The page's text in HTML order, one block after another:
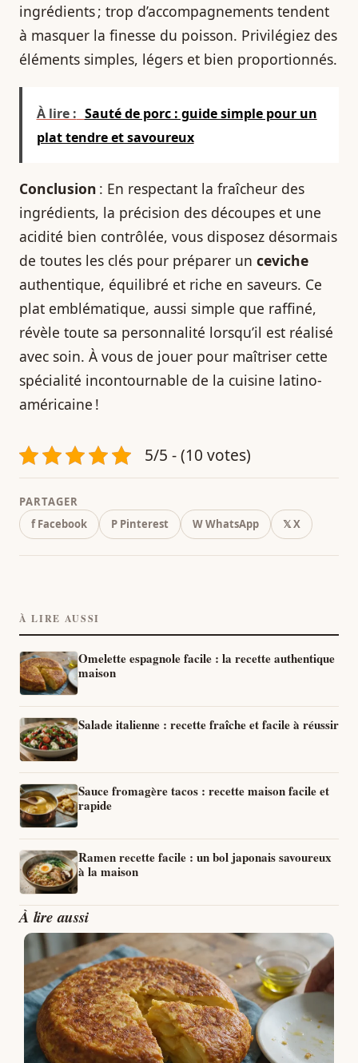
ingrédients ; trop d’accompagnements tendent
à masquer la finesse du poisson. Privilégiez des
éléments simples, légers et bien proportionnés.
À lire : Sauté de porc : guide simple pour un
plat tendre et savoureux
Conclusion : En respectant la fraîcheur des
ingrédients, la précision des découpes et une
acidité bien contrôlée, vous disposez désormais
de toutes les clés pour préparer un ceviche
authentique, équilibré et riche en saveurs. Ce
plat emblématique, aussi simple que raffiné,
révèle toute sa personnalité lorsqu’il est réalisé
avec soin. À vous de jouer pour maîtriser cette
spécialité incontournable de la cuisine latino-
américaine !
5/5 - (10 votes)
PARTAGER
f Facebook
P Pinterest W WhatsApp 𝕏 X
À LIRE AUSSI
Omelette espagnole facile : la recette authentique
maison
Salade italienne : recette fraîche et facile à réussir
Sauce fromagère tacos : recette maison facile et
rapide
Ramen recette facile : un bol japonais savoureux
à la maison
À lire aussi